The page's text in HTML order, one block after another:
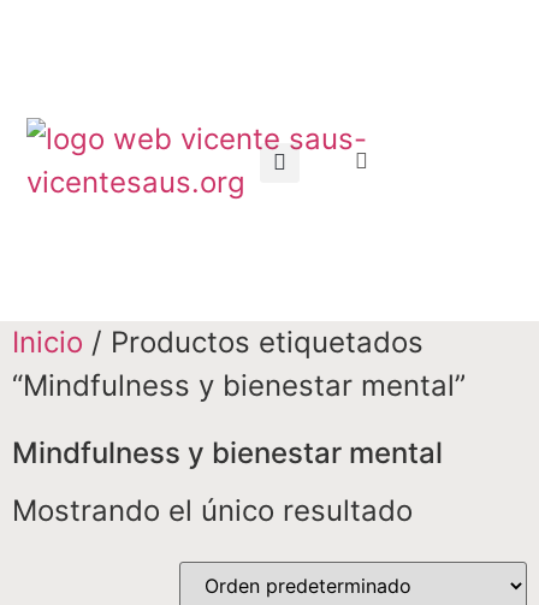
Inicio / Productos etiquetados
“Mindfulness y bienestar mental”
Mindfulness y bienestar mental
Mostrando el único resultado